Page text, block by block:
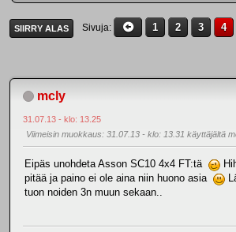
SIIRRY ALAS Sivuja 1 2 3 4
mcly
31.07.13 - klo: 13.25
Viimeisin muokkaus: 31.07.13 - klo: 13.31 käyttäjältä
Eipäs unohdeta Asson SC10 4x4 FT:tä
pitää ja paino ei ole aina niin huono asia
tuon noiden 3n muun sekaan..